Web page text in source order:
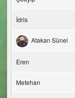
İdris
Atakan Sünel
Eren
Metehan